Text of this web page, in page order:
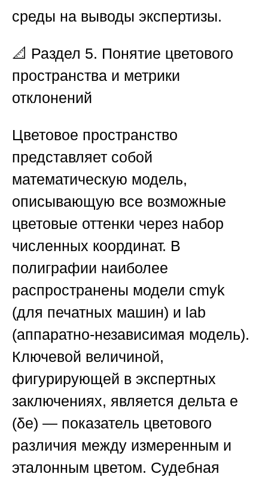
среды на выводы экспертизы.
📐 Раздел 5. Понятие цветового
пространства и метрики
отклонений
Цветовое пространство
представляет собой
математическую модель,
описывающую все возможные
цветовые оттенки через набор
численных координат. В
полиграфии наиболее
распространены модели cmyk
(для печатных машин) и lab
(аппаратно-независимая модель).
Ключевой величиной,
фигурирующей в экспертных
заключениях, является дельта e
(δe) — показатель цветового
различия между измеренным и
эталонным цветом. Судебная